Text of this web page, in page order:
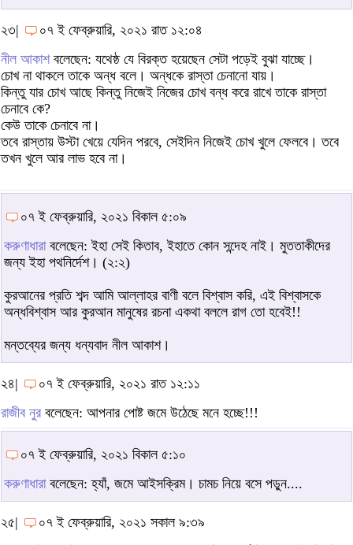
২৩|
০৭ ই ফেব্রুয়ারি, ২০২১ রাত ১২:০৪
নীল আকাশবলেছেন: যথেষ্ঠ যে বিরক্ত হয়েছেন সেটা পড়েই বুঝা যাচ্ছে।
চোখ না থাকলে তাকে অন্ধ বলে। অন্ধকে রাস্তা চেনানো যায়।
কিন্তু যার চোখ আছে কিন্তু নিজেই নিজের চোখ বন্ধ করে রাখে তাকে রাস্তা
চেনাবে কে?
কেউ তাকে চেনাবে না।
তবে রাস্তায় উস্টা খেয়ে যেদিন পরবে, সেইদিন নিজেই চোখ খুলে ফেলবে। তবে
তখন খুলে আর লাভ হবে না।
০৭ ই ফেব্রুয়ারি, ২০২১ বিকাল ৫:০৯
করুণাধারাবলেছেন: ইহা সেই কিতাব, ইহাতে কোন সন্দেহ নাই। মুততাকীদের
জন্য ইহা পথনির্দেশ। (২:২)
কুরআনের প্রতি শব্দ আমি আল্লাহর বাণী বলে বিশ্বাস করি, এই বিশ্বাসকে
অন্ধবিশ্বাস আর কুরআন মানুষের রচনা একথা বললে রাগ তো হবেই!!
মন্তব্যের জন্য ধন্যবাদ নীল আকাশ।
২৪|
০৭ ই ফেব্রুয়ারি, ২০২১ রাত ১২:১১
রাজীব নুর বলেছেন: আপনার পোষ্ট জমে উঠেছে মনে হচ্ছে!!!
০৭ ই ফেব্রুয়ারি, ২০২১ বিকাল ৫:১০
করুণাধারাবলেছেন: হ্যাঁ, জমে আইসক্রিম। চামচ নিয়ে বসে পড়ুন....
২৫|
০৭ ই ফেব্রুয়ারি, ২০২১ সকাল ৯:৩৯